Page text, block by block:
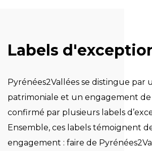
Labels
Pyrénées2Vallées se distingue par
patrimoniale et un engagement
confirmé par plusieurs labels
Ensemble, ces labels témoignent
engagement : faire de